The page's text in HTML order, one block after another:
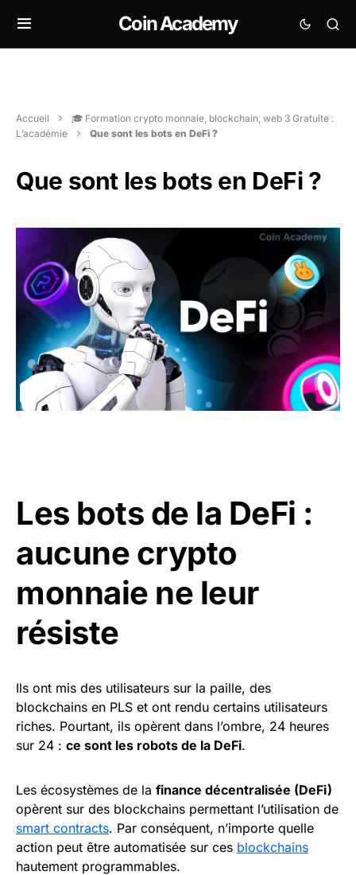
Coin Academy
Accueil
🎓 Formation crypto monnaie, blockchain, web 3 Gratuite :
L’académie
Que sont les bots en DeFi ?
Que sont les bots en DeFi ?
Les bots de la DeFi :
aucune crypto
monnaie ne leur
résiste
Ils ont mis des utilisateurs sur la paille, des
blockchains en PLS et ont rendu certains utilisateurs
riches. Pourtant, ils opèrent dans l’ombre, 24 heures
sur 24 : ce sont les robots de la DeFi.
Les écosystèmes de la finance décentralisée (DeFi)
opèrent sur des blockchains permettant l’utilisation de
smart contracts. Par conséquent, n’importe quelle
action peut être automatisée sur ces blockchains
hautement programmables.